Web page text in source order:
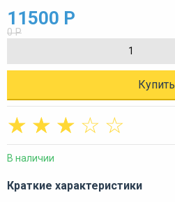
11500 Р
0 Р
Купить
☆
☆
☆
☆
☆
В наличии
Краткие характеристики